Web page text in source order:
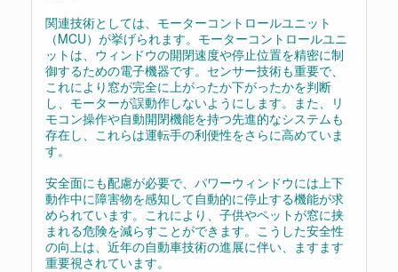
関連技術としては、モーターコントロールユニット
（MCU）が挙げられます。モーターコントロールユニ
ットは、ウィンドウの開閉速度や停止位置を精密に制
御するための電子機器です。センサー技術も重要で、
これにより窓が完全に上がったか下がったかを判断
し、モーターが誤動作しないようにします。また、リ
モコン操作や自動開閉機能を持つ先進的なシステムも
存在し、これらは運転手の利便性をさらに高めていま
す。
安全面にも配慮が必要で、パワーウィンドウには上下
動作中に障害物を感知して自動的に停止する機能が求
められています。これにより、子供やペットが窓に挟
まれる危険を減らすことができます。こうした安全性
の向上は、近年の自動車技術の進展に伴い、ますます
重要視されています。